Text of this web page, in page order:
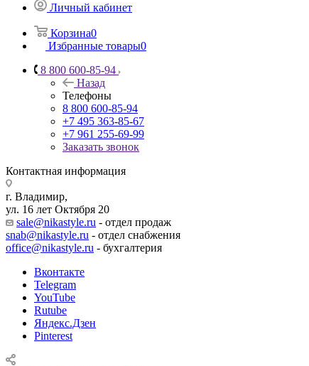
Личный кабинет
Корзина0
Избранные товары0
8 800 600-85-94
Назад
Телефоны
8 800 600-85-94
+7 495 363-85-67
+7 961 255-69-99
Заказать звонок
Контактная информация
г. Владимир,
ул. 16 лет Октября 20
sale@nikastyle.ru - отдел продаж
snab@nikastyle.ru - отдел снабжения
office@nikastyle.ru - бухгалтерия
Вконтакте
Telegram
YouTube
Rutube
Яндекс.Дзен
Pinterest